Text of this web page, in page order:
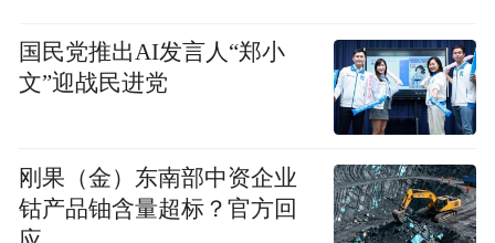
国民党推出AI发言人“郑小
文”迎战民进党
刚果（金）东南部中资企业
钴产品铀含量超标？官方回